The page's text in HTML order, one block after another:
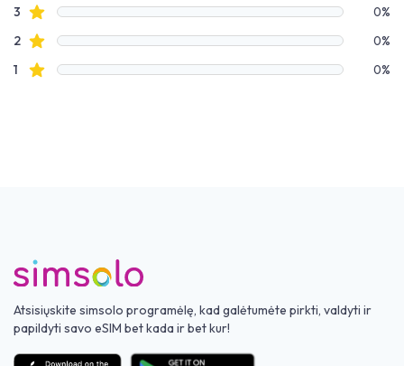
3 Žvaigždučių apžvalgos
0%
2Žvaigždučių apžvalgos
0%
1 Žvaigždučių apžvalgos 0%
Atsisiųskite simsolo programėlę, kad galėtumėte pirkti, valdyti ir
papildyti savo eSIM bet kada ir bet kur!